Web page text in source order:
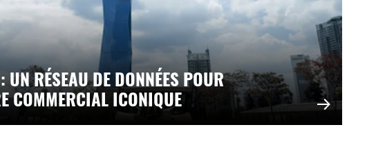
UN RÉSEAU DE DONNÉES POUR
COMMERCIAL ICONIQUE